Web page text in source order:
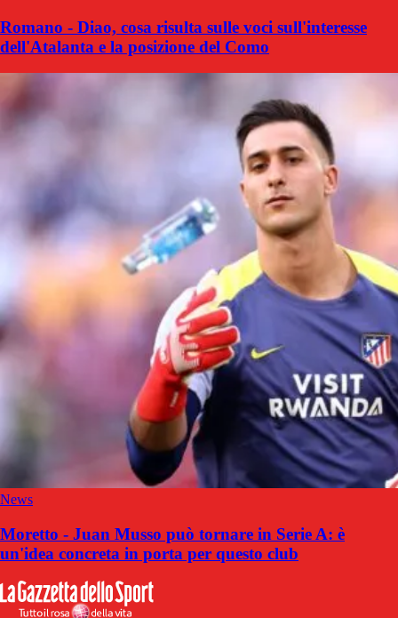
Romano - Diao, cosa risulta sulle voci sull'interesse
dell'Atalanta e la posizione del Como
News
Moretto - Juan Musso può tornare in Serie A: è
un'idea concreta in porta per questo club